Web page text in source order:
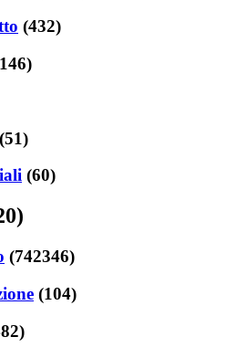
(432)
(51)
(60)
(742346)
(104)